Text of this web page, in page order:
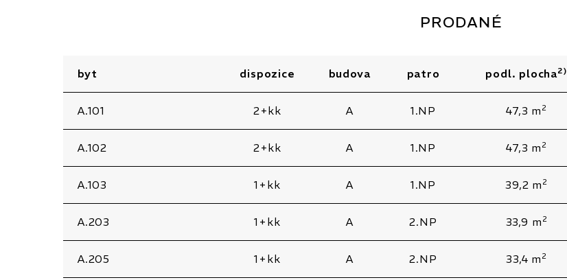
PRODANÉ
byt dispozice budova patro podl. plocha2)
A.101 2+kk A 1.NP 47,3 m 2
A.102 2+kk A 1.NP 47,3 m 2
A.103 1+kk A 1.NP 39,2 m 2
A.203 1+kk A 2.NP 33,9 m 2
A.205 1+kk A 2.NP 33,4 m 2